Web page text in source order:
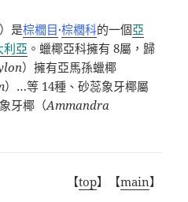
）是棕櫚目·棕櫚科的一個亞
利亞 。蠟椰亞科擁有 8屬，歸
）擁有亞馬孫蠟椰
） …等 14種、砂蕊象牙椰屬
牙椰（Ammandra
【top】【main】